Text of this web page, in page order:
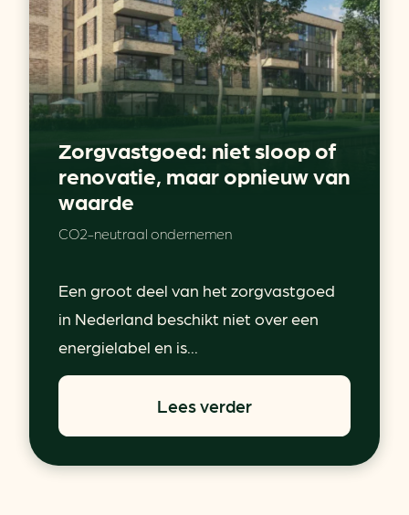
Zorgvastgoed: niet sloop of
renovatie, maar opnieuw van
waarde
CO2-neutraal ondernemen
Een groot deel van het zorgvastgoed
in Nederland beschikt niet over een
energielabel en is...
Lees verder